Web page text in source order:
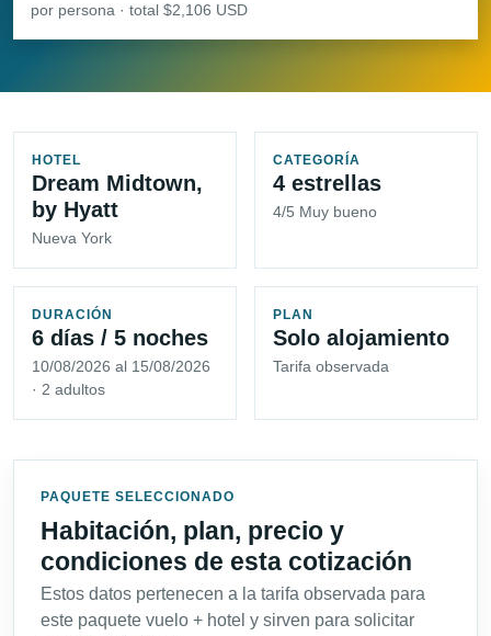
por persona · total $2,106 USD
HOTEL
Dream Midtown,
by Hyatt
Nueva York
CATEGORÍA
4 estrellas
4/5 Muy bueno
DURACIÓN
6 días / 5 noches
10/08/2026 al 15/08/2026
· 2 adultos
PLAN
Solo alojamiento
Tarifa observada
PAQUETE SELECCIONADO
Habitación, plan, precio y
condiciones de esta cotización
Estos datos pertenecen a la tarifa observada para
este paquete vuelo + hotel y sirven para solicitar